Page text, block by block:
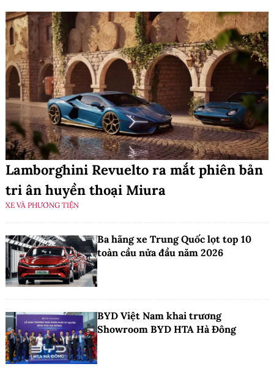
Lamborghini Revuelto ra mắt phiên bản
tri ân huyền thoại Miura
XE VÀ PHƯƠNG TIỆN
Ba hãng xe Trung Quốc lọt top 10
toàn cầu nửa đầu năm 2026
BYD Việt Nam khai trương
Showroom BYD HTA Hà Đông